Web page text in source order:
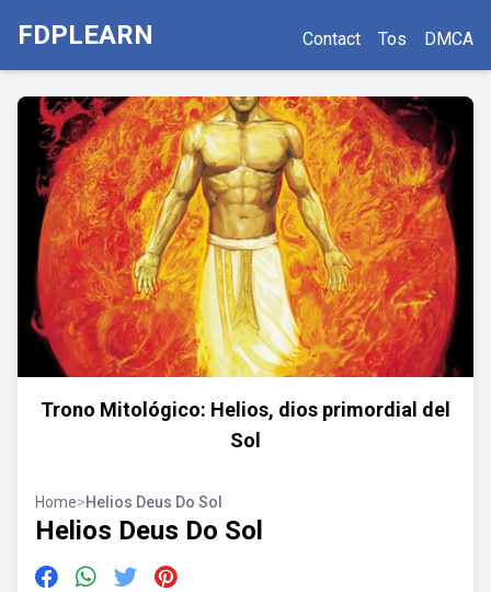
FDPLEARN Contact Tos DMCA
Trono Mitológico: Helios, dios primordial del
Sol
Home>Helios Deus Do Sol
Helios Deus Do Sol